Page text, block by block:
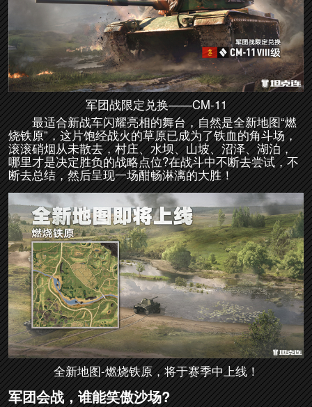
军团战限定兑换——CM-11
最适合新战车闪耀亮相的舞台，自然是全新地图“燃
烧铁原”，这片饱经战火的草原已成为了铁血的角斗场，
滚滚硝烟从未散去，村庄、水坝、山坡、沼泽、湖泊，
哪里才是决定胜负的战略点位?在战斗中不断去尝试，不
断去总结，然后呈现一场酣畅淋漓的大胜！
全新地图-燃烧铁原，将于赛季中上线！
军团会战，谁能笑傲沙场?